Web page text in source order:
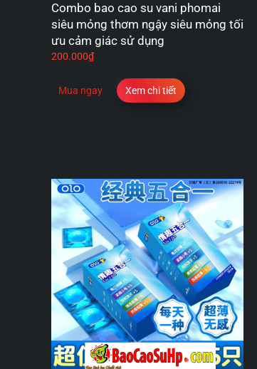
Combo bao cao su vani phomai
siêu mỏng thơm ngậy siêu mỏng tối
ưu cảm giác sử dụng
200.000₫
Mua ngay Xem chi tiết